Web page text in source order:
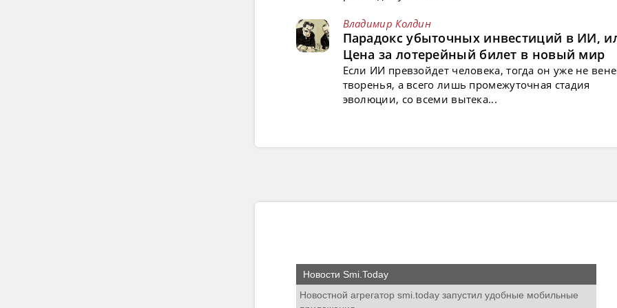
Владимир Колдин
Парадокс убыточных инвестиций в ИИ,
Цена за лотерейный билет в новый мир
Если ИИ превзойдет человека, тогда он уже не
творенья, а всего лишь промежуточная стадия
эволюции, со всеми вытека...